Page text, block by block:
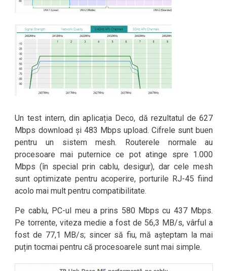
Un test intern, din aplicația Deco, dă rezultatul de 627
Mbps download și 483 Mbps upload. Cifrele sunt buen
pentru un sistem mesh. Routerele normale au
procesoare mai puternice ce pot atinge spre 1.000
Mbps (în special prin cablu, desigur), dar cele mesh
sunt optimizate pentru acoperire, porturile RJ-45 fiind
acolo mai mult pentru compatibilitate.
Pe cablu, PC-ul meu a prins 580 Mbps cu 437 Mbps.
Pe torrente, viteza medie a fost de 56,3 MB/s, vârful a
fost de 77,1 MB/s; sincer să fiu, mă așteptam la mai
puțin tocmai pentru că procesoarele sunt mai simple.